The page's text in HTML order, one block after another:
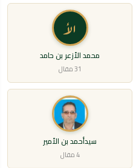
الأ
محمد الأزعر بن حامد
31 مقال
سيدأحمد بن الأمير
4 مقال